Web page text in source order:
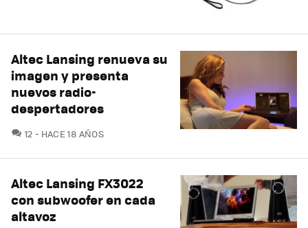
Altec Lansing renueva su
imagen y presenta
nuevos radio-
despertadores
12 COMENTARIOS
HACE 18 AÑOS
Altec Lansing FX3022
con subwoofer en cada
altavoz